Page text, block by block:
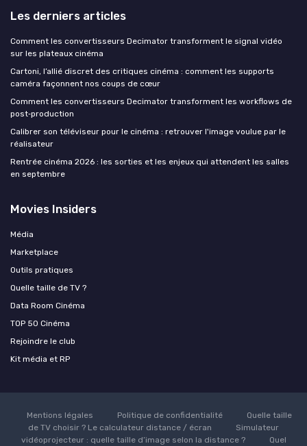
Les derniers articles
Comment les convertisseurs Decimator transforment le signal vidéo
sur les plateaux cinéma
Cartoni, l’allié discret des critiques cinéma : comment les supports
caméra façonnent nos coups de cœur
Comment les convertisseurs Decimator transforment les workflows de
post‑production
Calibrer son téléviseur pour le cinéma : retrouver l'image voulue par le
réalisateur
Rentrée cinéma 2026 : les sorties et les enjeux qui attendent les salles
en septembre
Movies Insiders
Média
Marketplace
Outils pratiques
Quelle taille de TV ?
Data Room Cinéma
TOP 50 Cinéma
Rejoindre le club
Kit média et RP
Mentions légales Politique de confidentialité
Quelle taille
de TV choisir ? Le calculateur distance / écran
Simulateur
vidéoprojecteur : quelle taille d’image selon la distance ?
Quel